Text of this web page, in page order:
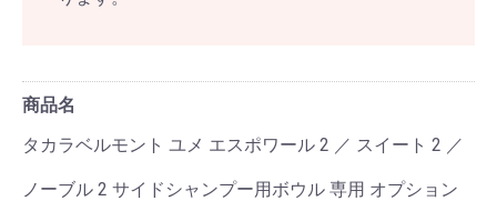
商品名
タカラベルモント ユメ エスポワール 2 ／ スイート 2 ／
ノーブル 2 サイドシャンプー用ボウル 専用 オプション